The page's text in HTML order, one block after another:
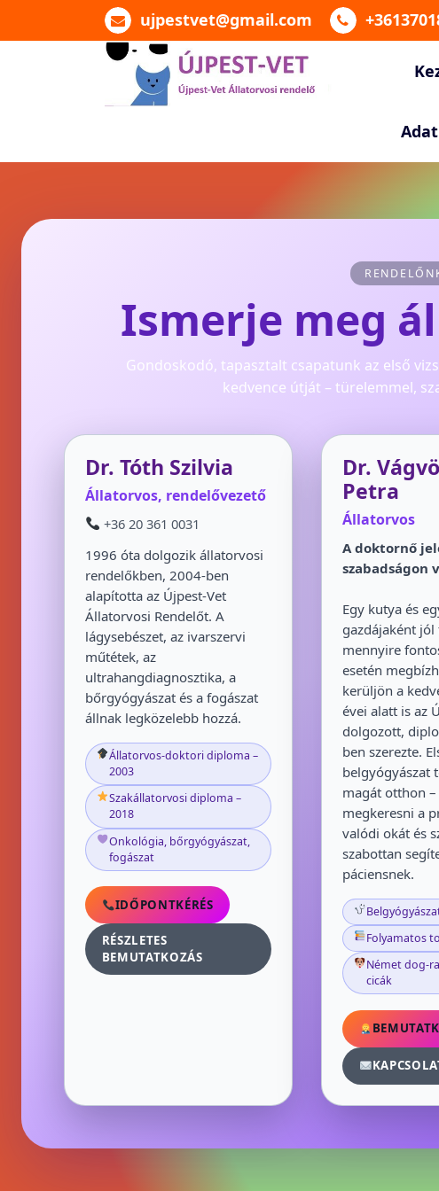
ujpestvet@gmail.com
Ismerje meg
Gondoskodó, tapasztalt csapatunk az első
kedvence útját – türelemmel,
Dr. Tóth Szilvia
Állatorvos, rendelővezető
+36 20 361 0031
1996 óta dolgozik állatorvosi
rendelőkben, 2004-ben
alapította az Újpest-Vet
Állatorvosi Rendelőt. A
lágysebészet, az ivarszervi
műtétek, az
ultrahangdiagnosztika, a
bőrgyógyászat és a fogászat
állnak legközelebb hozzá.
Állatorvos-doktori diploma –
2003
Szakállatorvosi diploma –
2018
Onkológia, bőrgyógyászat,
fogászat
IDŐPONTKÉRÉS
RÉSZLETES
BEMUTATKOZÁS
Dr.
Petra
Állatorvos
A doktornő
szabadságon
Egy kutya és
gazdájaként jól
mennyire
esetén
kerüljön a
évei alatt is az
dolgozott,
ben szerezte.
belgyógyászat
magát otthon –
megkeresni a
valódi okát és
szabottan
páciensnek.
Folyamatos
Német dog-
cicák